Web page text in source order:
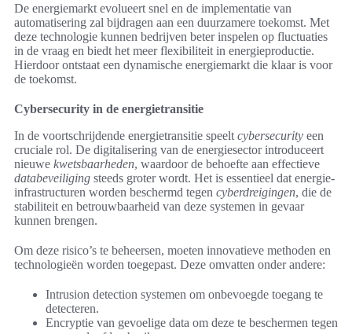
De energiemarkt evolueert snel en de implementatie van
automatisering zal bijdragen aan een duurzamere toekomst. Met
deze technologie kunnen bedrijven beter inspelen op fluctuaties
in de vraag en biedt het meer flexibiliteit in energieproductie.
Hierdoor ontstaat een dynamische energiemarkt die klaar is voor
de toekomst.
Cybersecurity in de energietransitie
In de voortschrijdende energietransitie speelt cybersecurity een
cruciale rol. De digitalisering van de energiesector introduceert
nieuwe kwetsbaarheden, waardoor de behoefte aan effectieve
databeveiliging steeds groter wordt. Het is essentieel dat energie-
infrastructuren worden beschermd tegen cyberdreigingen, die de
stabiliteit en betrouwbaarheid van deze systemen in gevaar
kunnen brengen.
Om deze risico’s te beheersen, moeten innovatieve methoden en
technologieën worden toegepast. Deze omvatten onder andere:
Intrusion detection systemen om onbevoegde toegang te
detecteren.
Encryptie van gevoelige data om deze te beschermen tegen